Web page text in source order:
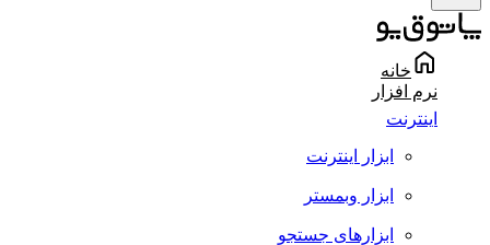
خانه
نرم افزار
اینترنت
ابزار اینترنت
ابزار وبمستر
ابزارهای جستجو